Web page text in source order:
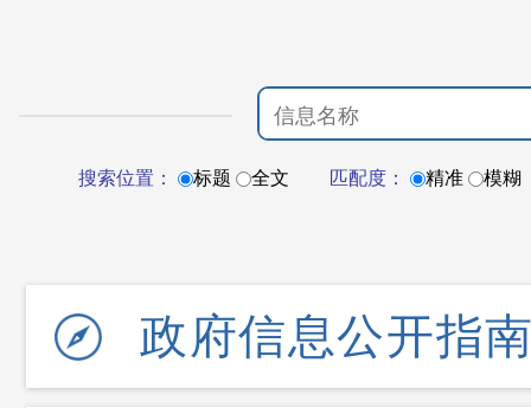
搜索位置： 标题 全文 匹配度： 精准 模糊
政府信息公开指